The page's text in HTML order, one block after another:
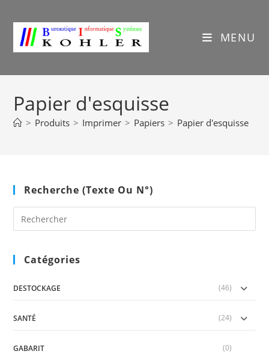
content
MENU
Papier d'esquisse
> Produits > Imprimer > Papiers > Papier d'esquisse
Recherche (texte Ou N°)
Catégories
DESTOCKAGE (46)
SANTÉ (24)
GABARIT (0)